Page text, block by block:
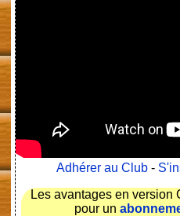
Adhérer au Club -
Les avantages en version
pour un